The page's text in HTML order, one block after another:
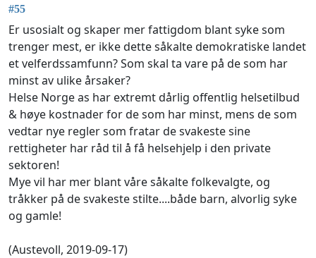
#55
Er usosialt og skaper mer fattigdom blant syke som
trenger mest, er ikke dette såkalte demokratiske landet
et velferdssamfunn? Som skal ta vare på de som har
minst av ulike årsaker?
Helse Norge as har extremt dårlig offentlig helsetilbud
& høye kostnader for de som har minst, mens de som
vedtar nye regler som fratar de svakeste sine
rettigheter har råd til å få helsehjelp i den private
sektoren!
Mye vil har mer blant våre såkalte folkevalgte, og
tråkker på de svakeste stilte....både barn, alvorlig syke
og gamle!
(Austevoll, 2019-09-17)